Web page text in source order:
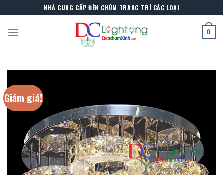
to
content
NHÀ CUNG CẤP ĐÈN CHÙM TRANG TRÍ CÁC LOẠI
0
Giảm giá!